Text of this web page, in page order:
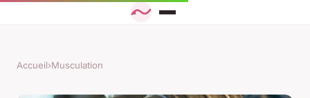
Accueil›Musculation